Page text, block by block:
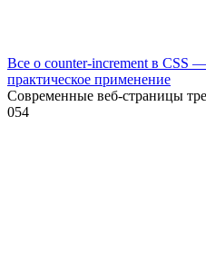
Все о counter-increment в CSS
практическое применение
Современные веб-страницы
054